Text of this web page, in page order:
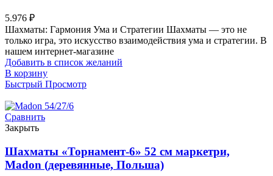
5.976 ₽
Шахматы: Гармония Ума и Стратегии Шахматы — это не
только игра, это искусство взаимодействия ума и стратегии. В
нашем интернет-магазине
Добавить в список желаний
В корзину
Быстрый Просмотр
Сравнить
Закрыть
Шахматы «Торнамент-6» 52 см маркетри,
Madon (деревянные, Польша)